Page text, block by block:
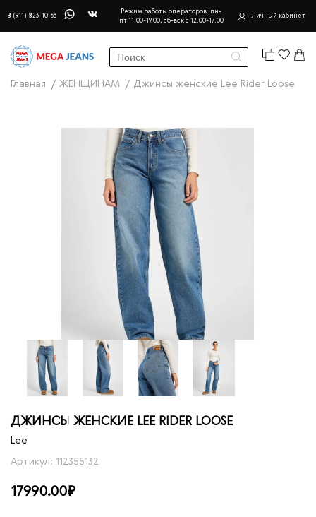
8 (911) 823-10-63
Режим работы операторов: пн-
пт 11.00-19.00, сб-вск с 12.00-17.00
Личный кабинет
Главная ЖЕНЩИНАМ Джинсы женские Lee Rider Loose
ДЖИНСЫ ЖЕНСКИЕ LEE RIDER LOOSE
Lee
Артикул: 112355132
17990.00₽